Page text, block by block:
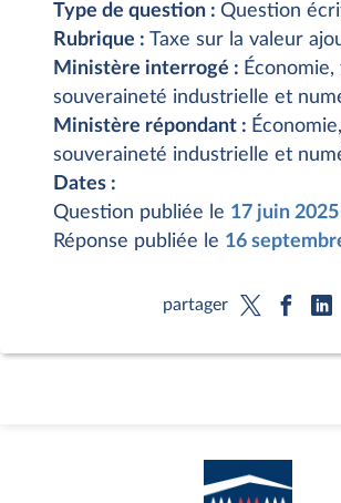
Type de question : Question
Rubrique : Taxe sur la valeur
Ministère interrogé : Économie,
souveraineté industrielle et
Ministère répondant :
souveraineté industrielle et
Dates :
Question publiée le 17 juin 2025
Réponse publiée le 16
partager